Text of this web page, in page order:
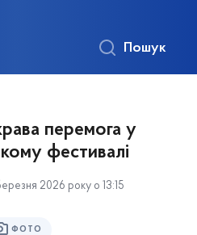
Пошук
перемога у
фестивалі
2026 року о 13:15
ФОТО